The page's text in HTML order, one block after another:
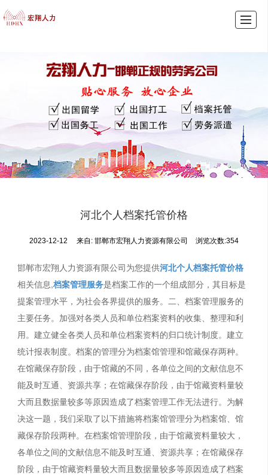
产品展示新闻动态图库展示公司介绍留言反馈联系我们
河北个人档案托管价格
2023-12-12 来自:邯郸市宏翔人力资源有限公司 浏览次数:354
邯郸市宏翔人力资源有限公司为您提供河北个人档案托管价格
相关信息,档案管理服务是档案工作的一个组成部分，其目标是
提案管理水平，为社会各界提供的服务。二、档案管理服务的
主要任务。加强对各类人员和单位档案资料的收集、整理和利
用。建立健全各类人员和单位档案资料的归口统计制度。建立
统计报表制度。档案的管理分为档案馆管理和馆藏保存两种。
在馆藏保存阶段，由于馆藏的不同，各单位之间的文献信息不
能及时互通、资源共享；在馆藏保存阶段，由于馆藏资料量较
大而且数据量较多等原因造成了档案管理工作无法进行。为解
决这一题，我们采取了以下措施将档案馆管理分为档案馆、馆
藏保存阶段两种。在档案馆管理阶段，由于馆藏资料量较大，
各单位之间的文献信息不能及时互通、资源共享；在馆藏保存
阶段，由于馆藏资料量较大而且数据量较多等原因造成了档案